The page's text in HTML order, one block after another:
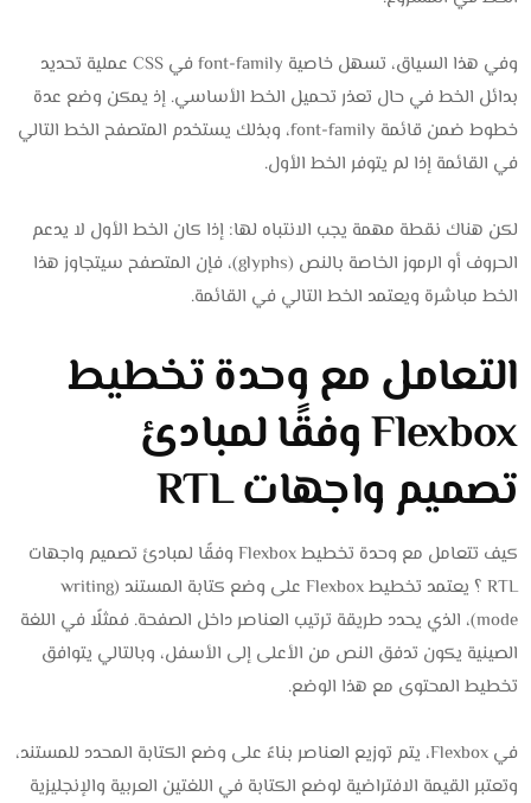
وفي هذا السياق، تسهل خاصية font-family في CSS عملية تحديد
بدائل الخط في حال تعذر تحميل الخط الأساسي. إذ يمكن وضع عدة
خطوط ضمن قائمة font-family، وبذلك يستخدم المتصفح الخط التالي
في القائمة إذا لم يتوفر الخط الأول.
لكن هناك نقطة مهمة يجب الانتباه لها: إذا كان الخط الأول لا يدعم
الحروف أو الرموز الخاصة بالنص (glyphs)، فإن المتصفح سيتجاوز هذا
الخط مباشرة ويعتمد الخط التالي في القائمة.
التعامل مع وحدة تخطيط
Flexbox وفقًا لمبادئ
تصميم واجهات RTL
كيف تتعامل مع وحدة تخطيط Flexbox وفقًا لمبادئ تصميم واجهات
RTL ؟ يعتمد تخطيط Flexbox على وضع كتابة المستند (writing
mode)، الذي يحدد طريقة ترتيب العناصر داخل الصفحة. فمثلًا في اللغة
الصينية يكون تدفق النص من الأعلى إلى الأسفل، وبالتالي يتوافق
تخطيط المحتوى مع هذا الوضع.
في Flexbox، يتم توزيع العناصر بناءً على وضع الكتابة المحدد للمستند،
وتعتبر القيمة الافتراضية لوضع الكتابة في اللغتين العربية والإنجليزية